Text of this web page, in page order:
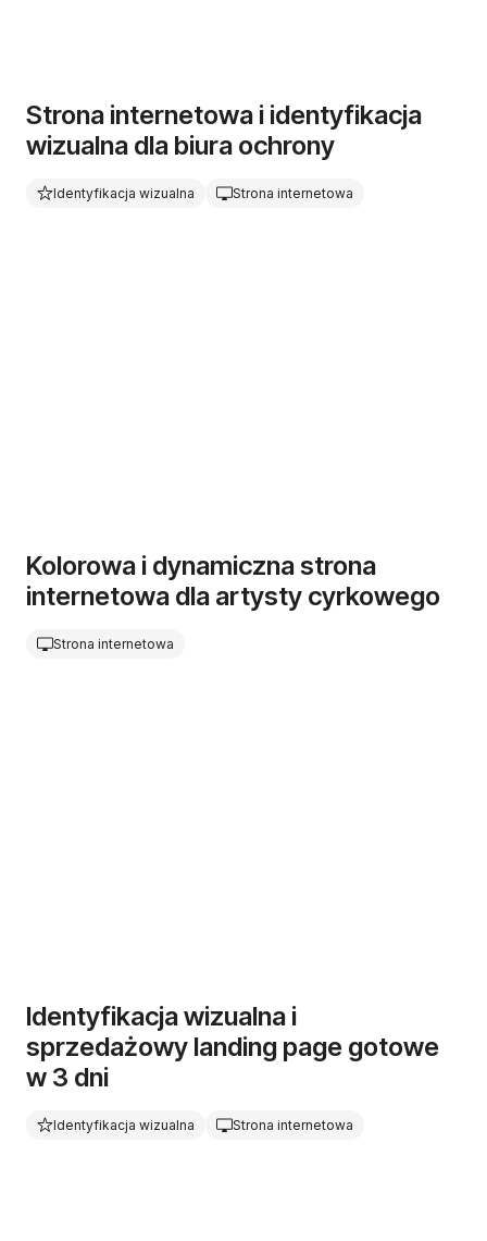
Strona internetowa i identyfikacja
wizualna dla biura ochrony
Identyfikacja wizualna Strona internetowa
Kolorowa i dynamiczna strona
internetowa dla artysty cyrkowego
Strona internetowa
Identyfikacja wizualna i
sprzedażowy landing page gotowe
w 3 dni
Identyfikacja wizualna Strona internetowa